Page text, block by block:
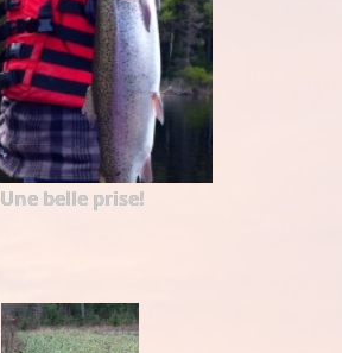
Une belle prise!